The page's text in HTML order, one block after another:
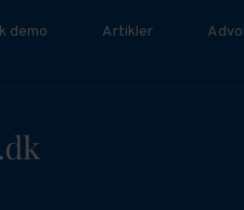
demo Artikler